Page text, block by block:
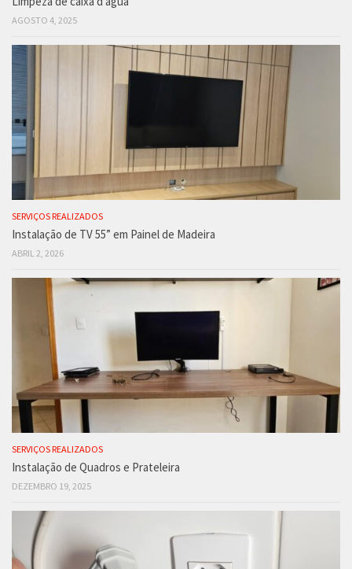
AGOSTO 4, 2025
SERVIÇOS REALIZADOS
Instalação de TV 55” em Painel de Madeira
ABRIL 2, 2026
SERVIÇOS REALIZADOS
Instalação de Quadros e Prateleira
DEZEMBRO 19, 2025